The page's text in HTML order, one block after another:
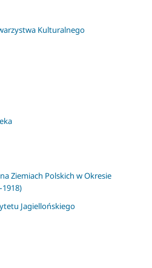
Kulturalnego
Ziemiach Polskich w Okresie
Jagiellońskiego